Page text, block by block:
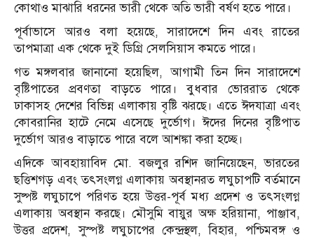
কোথাও মাঝারি ধরনের ভারী থেকে অতি ভারী বর্ষণ হতে পারে।
পূর্বাভাসে আরও বলা হয়েছে, সারাদেশে দিন এবং রাতের
তাপমাত্রা এক থেকে দুই ডিগ্রি সেলসিয়াস কমতে পারে।
গত মঙ্গলবার জানানো হয়েছিল, আগামী তিন দিন সারাদেশে
বৃষ্টিপাতের প্রবণতা বাড়তে পারে। বুধবার ভোররাত থেকে
ঢাকাসহ দেশের বিভিন্ন এলাকায় বৃষ্টি ঝরছে। এতে ঈদযাত্রা এবং
কোবরানির হাটে নেমে এসেছে দুর্ভোগ। ঈদের দিনের বৃষ্টিপাত
দুর্ভোগ আরও বাড়াতে পারে বলে আশঙ্কা করা হচ্ছে।
এদিকে আবহায়াবিদ মো. বজলুর রশিদ জানিয়েছেন, ভারতের
ছত্তিশগড় এবং তৎসংলগ্ন এলাকায় অবস্থানরত লঘুচাপটি বর্তমানে
সুষ্পষ্ট লঘুচাপে পরিণত হয়ে উত্তর-পূর্ব মধ্য প্রদেশ ও তৎসংলগ্ন
এলাকায় অবস্থান করছে। মৌসুমি বায়ুর অক্ষ হরিয়ানা, পাঞ্জাব,
উত্তর প্রদেশ, সুস্পষ্ট লঘুচাপের কেন্দ্রস্থল, বিহার, পশ্চিমবঙ্গ ও